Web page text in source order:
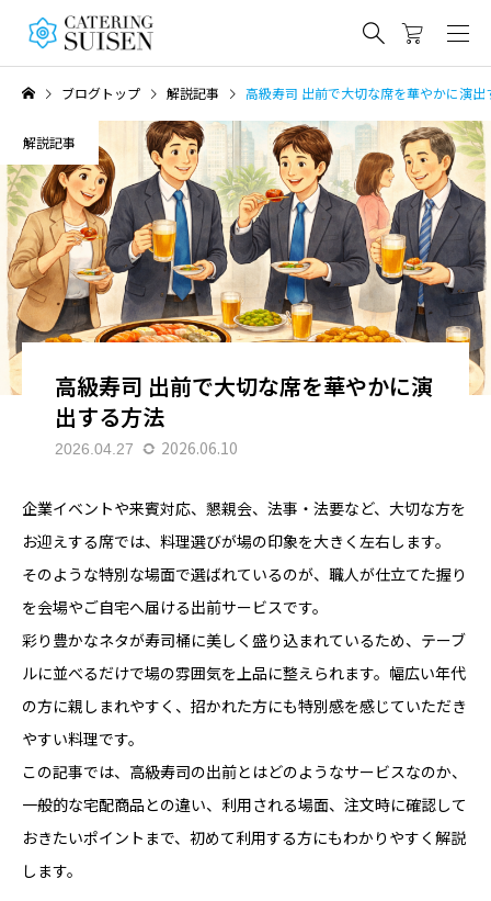
ブログトップ 解説記事 高級寿司 出前で大切な席を華やかに演出
解説記事
高級寿司 出前で大切な席を華やかに演
出する方法
2026.04.27 2026.06.10
企業イベントや来賓対応、懇親会、法事・法要など、大切な方を
お迎えする席では、料理選びが場の印象を大きく左右します。
そのような特別な場面で選ばれているのが、職人が仕立てた握り
を会場やご自宅へ届ける出前サービスです。
彩り豊かなネタが寿司桶に美しく盛り込まれているため、テーブ
ルに並べるだけで場の雰囲気を上品に整えられます。幅広い年代
の方に親しまれやすく、招かれた方にも特別感を感じていただき
やすい料理です。
この記事では、高級寿司の出前とはどのようなサービスなのか、
一般的な宅配商品との違い、利用される場面、注文時に確認して
おきたいポイントまで、初めて利用する方にもわかりやすく解説
します。